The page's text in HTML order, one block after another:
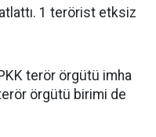
1 terörist etksiz
terör örgütü imha
örgütü birimi de